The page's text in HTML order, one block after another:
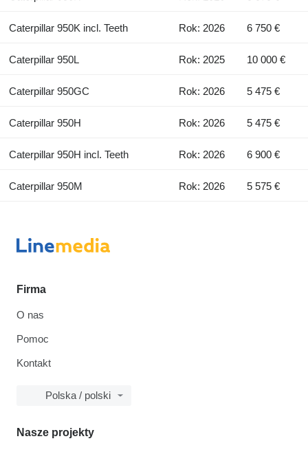
Caterpillar 950K incl. Teeth Rok: 2026 6 750 €
Caterpillar 950L Rok: 2025 10 000 €
Caterpillar 950GC Rok: 2026 5 475 €
Caterpillar 950H Rok: 2026 5 475 €
Caterpillar 950H incl. Teeth Rok: 2026 6 900 €
Caterpillar 950M Rok: 2026 5 575 €
Firma
O nas
Pomoc
Kontakt
Polska / polski
Nasze projekty